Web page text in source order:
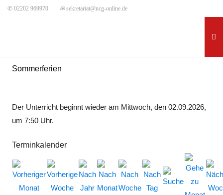
✆ 02202 969970 ✉sekretariat@ncg-online.de
Sommerferien
Der Unterricht beginnt wieder am Mittwoch, den 02.09.2026,
um 7:50 Uhr.
Terminkalender